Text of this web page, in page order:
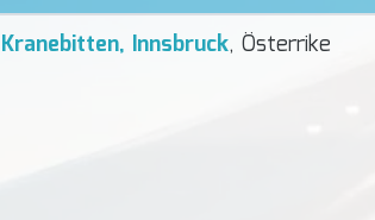
Kranebitten, Innsbruck, Österrike